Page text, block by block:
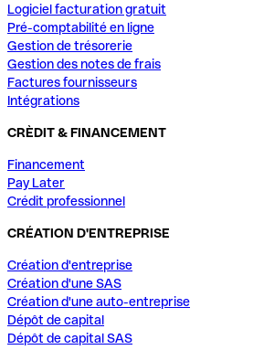
Logiciel facturation gratuit
Pré-comptabilité en ligne
Gestion de trésorerie
Gestion des notes de frais
Factures fournisseurs
Intégrations
CRÈDIT & FINANCEMENT
Financement
Pay Later
Crédit professionnel
CRÉATION D'ENTREPRISE
Création d'entreprise
Création d'une SAS
Création d'une auto-entreprise
Dépôt de capital
Dépôt de capital SAS